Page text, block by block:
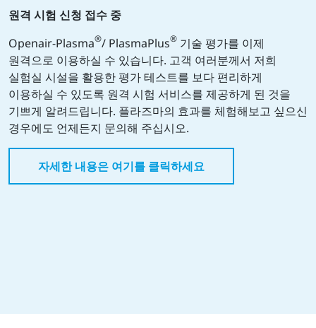
원격 시험 신청 접수 중
Openair-Plasma®/ PlasmaPlus® 기술 평가를 이제
원격으로 이용하실 수 있습니다. 고객 여러분께서 저희
실험실 시설을 활용한 평가 테스트를 보다 편리하게
이용하실 수 있도록 원격 시험 서비스를 제공하게 된 것을
기쁘게 알려드립니다. 플라즈마의 효과를 체험해보고 싶으신
경우에도 언제든지 문의해 주십시오.
자세한 내용은 여기를 클릭하세요